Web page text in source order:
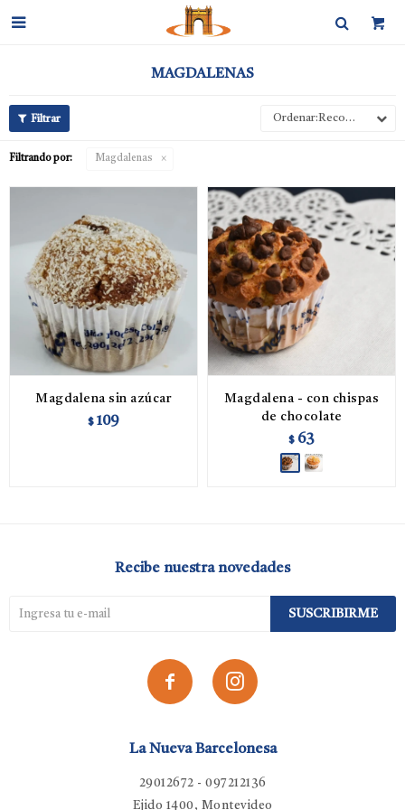

MAGDALENAS
Recomendados
Filtrando por: Magdalenas
Magdalena sin azúcar
$ 109
Magdalena - con chispas
de chocolate
$ 63
La Nueva Barcelonesa
29012672 - 097212136
Ejido 1400, Montevideo
Recibe nuestra novedades
SUSCRIBIRME
 